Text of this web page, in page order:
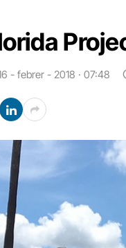
- febrer - 2018 · 07:48